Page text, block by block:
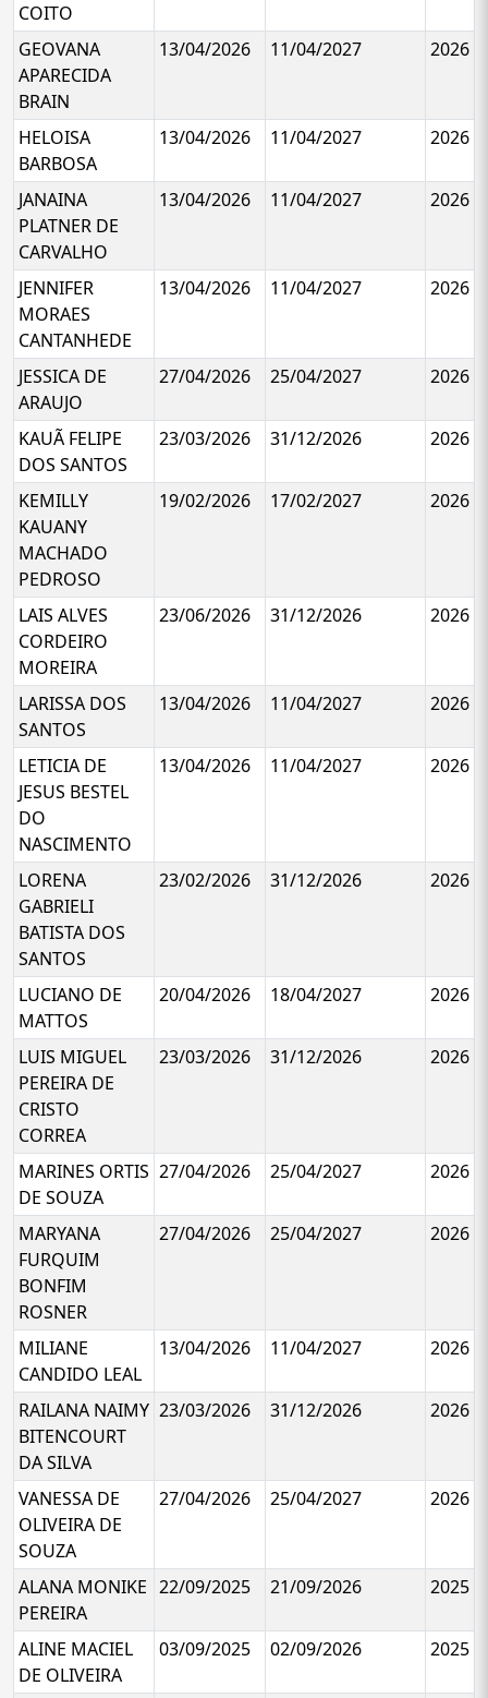
COITO
GEOVANA
APARECIDA
BRAIN
13/04/2026 11/04/2027 2026
HELOISA
BARBOSA
13/04/2026 11/04/2027 2026
JANAINA
PLATNER DE
CARVALHO
13/04/2026 11/04/2027 2026
JENNIFER
MORAES
CANTANHEDE
13/04/2026 11/04/2027 2026
JESSICA DE
ARAUJO
27/04/2026 25/04/2027 2026
KAUÃ FELIPE
DOS SANTOS
23/03/2026 31/12/2026 2026
KEMILLY
KAUANY
MACHADO
PEDROSO
19/02/2026 17/02/2027 2026
LAIS ALVES
CORDEIRO
MOREIRA
23/06/2026 31/12/2026 2026
LARISSA DOS
SANTOS
13/04/2026 11/04/2027 2026
LETICIA DE
JESUS BESTEL
DO
NASCIMENTO
13/04/2026 11/04/2027 2026
LORENA
GABRIELI
BATISTA DOS
SANTOS
23/02/2026 31/12/2026 2026
LUCIANO DE
MATTOS
20/04/2026 18/04/2027 2026
LUIS MIGUEL
PEREIRA DE
CRISTO
CORREA
23/03/2026 31/12/2026 2026
MARINES ORTIS
DE SOUZA
27/04/2026 25/04/2027 2026
MARYANA
FURQUIM
BONFIM
ROSNER
27/04/2026 25/04/2027 2026
MILIANE
CANDIDO LEAL
13/04/2026 11/04/2027 2026
RAILANA NAIMY
BITENCOURT
DA SILVA
23/03/2026 31/12/2026 2026
VANESSA DE
OLIVEIRA DE
SOUZA
27/04/2026 25/04/2027 2026
ALANA MONIKE
PEREIRA
22/09/2025 21/09/2026 2025
ALINE MACIEL
DE OLIVEIRA
03/09/2025 02/09/2026 2025